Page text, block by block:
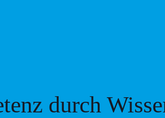
durch